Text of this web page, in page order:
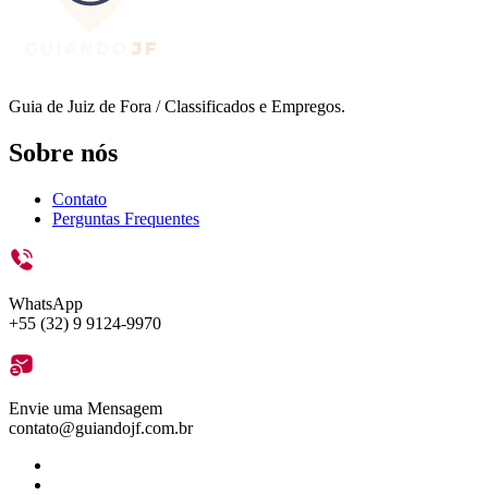
Guia de Juiz de Fora / Classificados e Empregos.
Sobre nós
Contato
Perguntas Frequentes
WhatsApp
+55 (32) 9 9124-9970
Envie uma Mensagem
contato@guiandojf.com.br